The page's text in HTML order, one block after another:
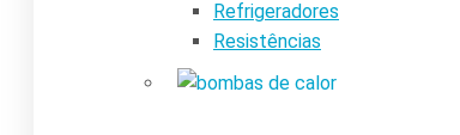
Refrigeradores
Resistências